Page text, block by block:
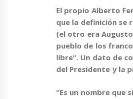
El propio Alberto
que la definición se
(el otro era
pueblo de los
libre”. Un dato de
del Presidente y la
“Es un nombre que